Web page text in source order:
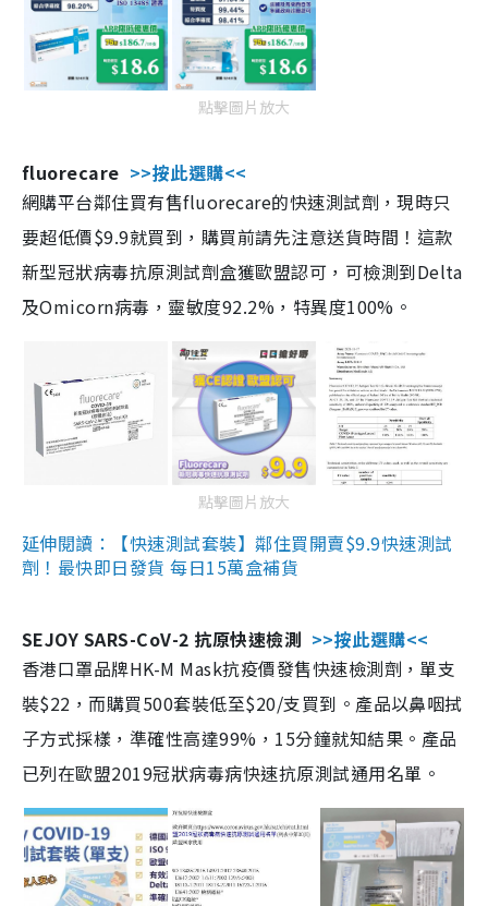
點擊圖片放大
fluorecare >>按此選購<<
網購平台鄰住買有售fluorecare的快速測試劑，現時只
要超低價$9.9就買到，購買前請先注意送貨時間！這款
新型冠狀病毒抗原測試劑盒獲歐盟認可，可檢測到Delta
及Omicorn病毒，靈敏度92.2%，特異度100%。
點擊圖片放大
延伸閱讀：【快速測試套裝】鄰住買開賣$9.9快速測試
劑！最快即日發貨 每日15萬盒補貨
SEJOY SARS-CoV-2 抗原快速檢測 >>按此選購<<
香港口罩品牌HK-M Mask抗疫價發售快速檢測劑，單支
裝$22，而購買500套裝低至$20/支買到。產品以鼻咽拭
子方式採樣，準確性高達99%，15分鐘就知結果。產品
已列在歐盟2019冠狀病毒病快速抗原測試通用名單。